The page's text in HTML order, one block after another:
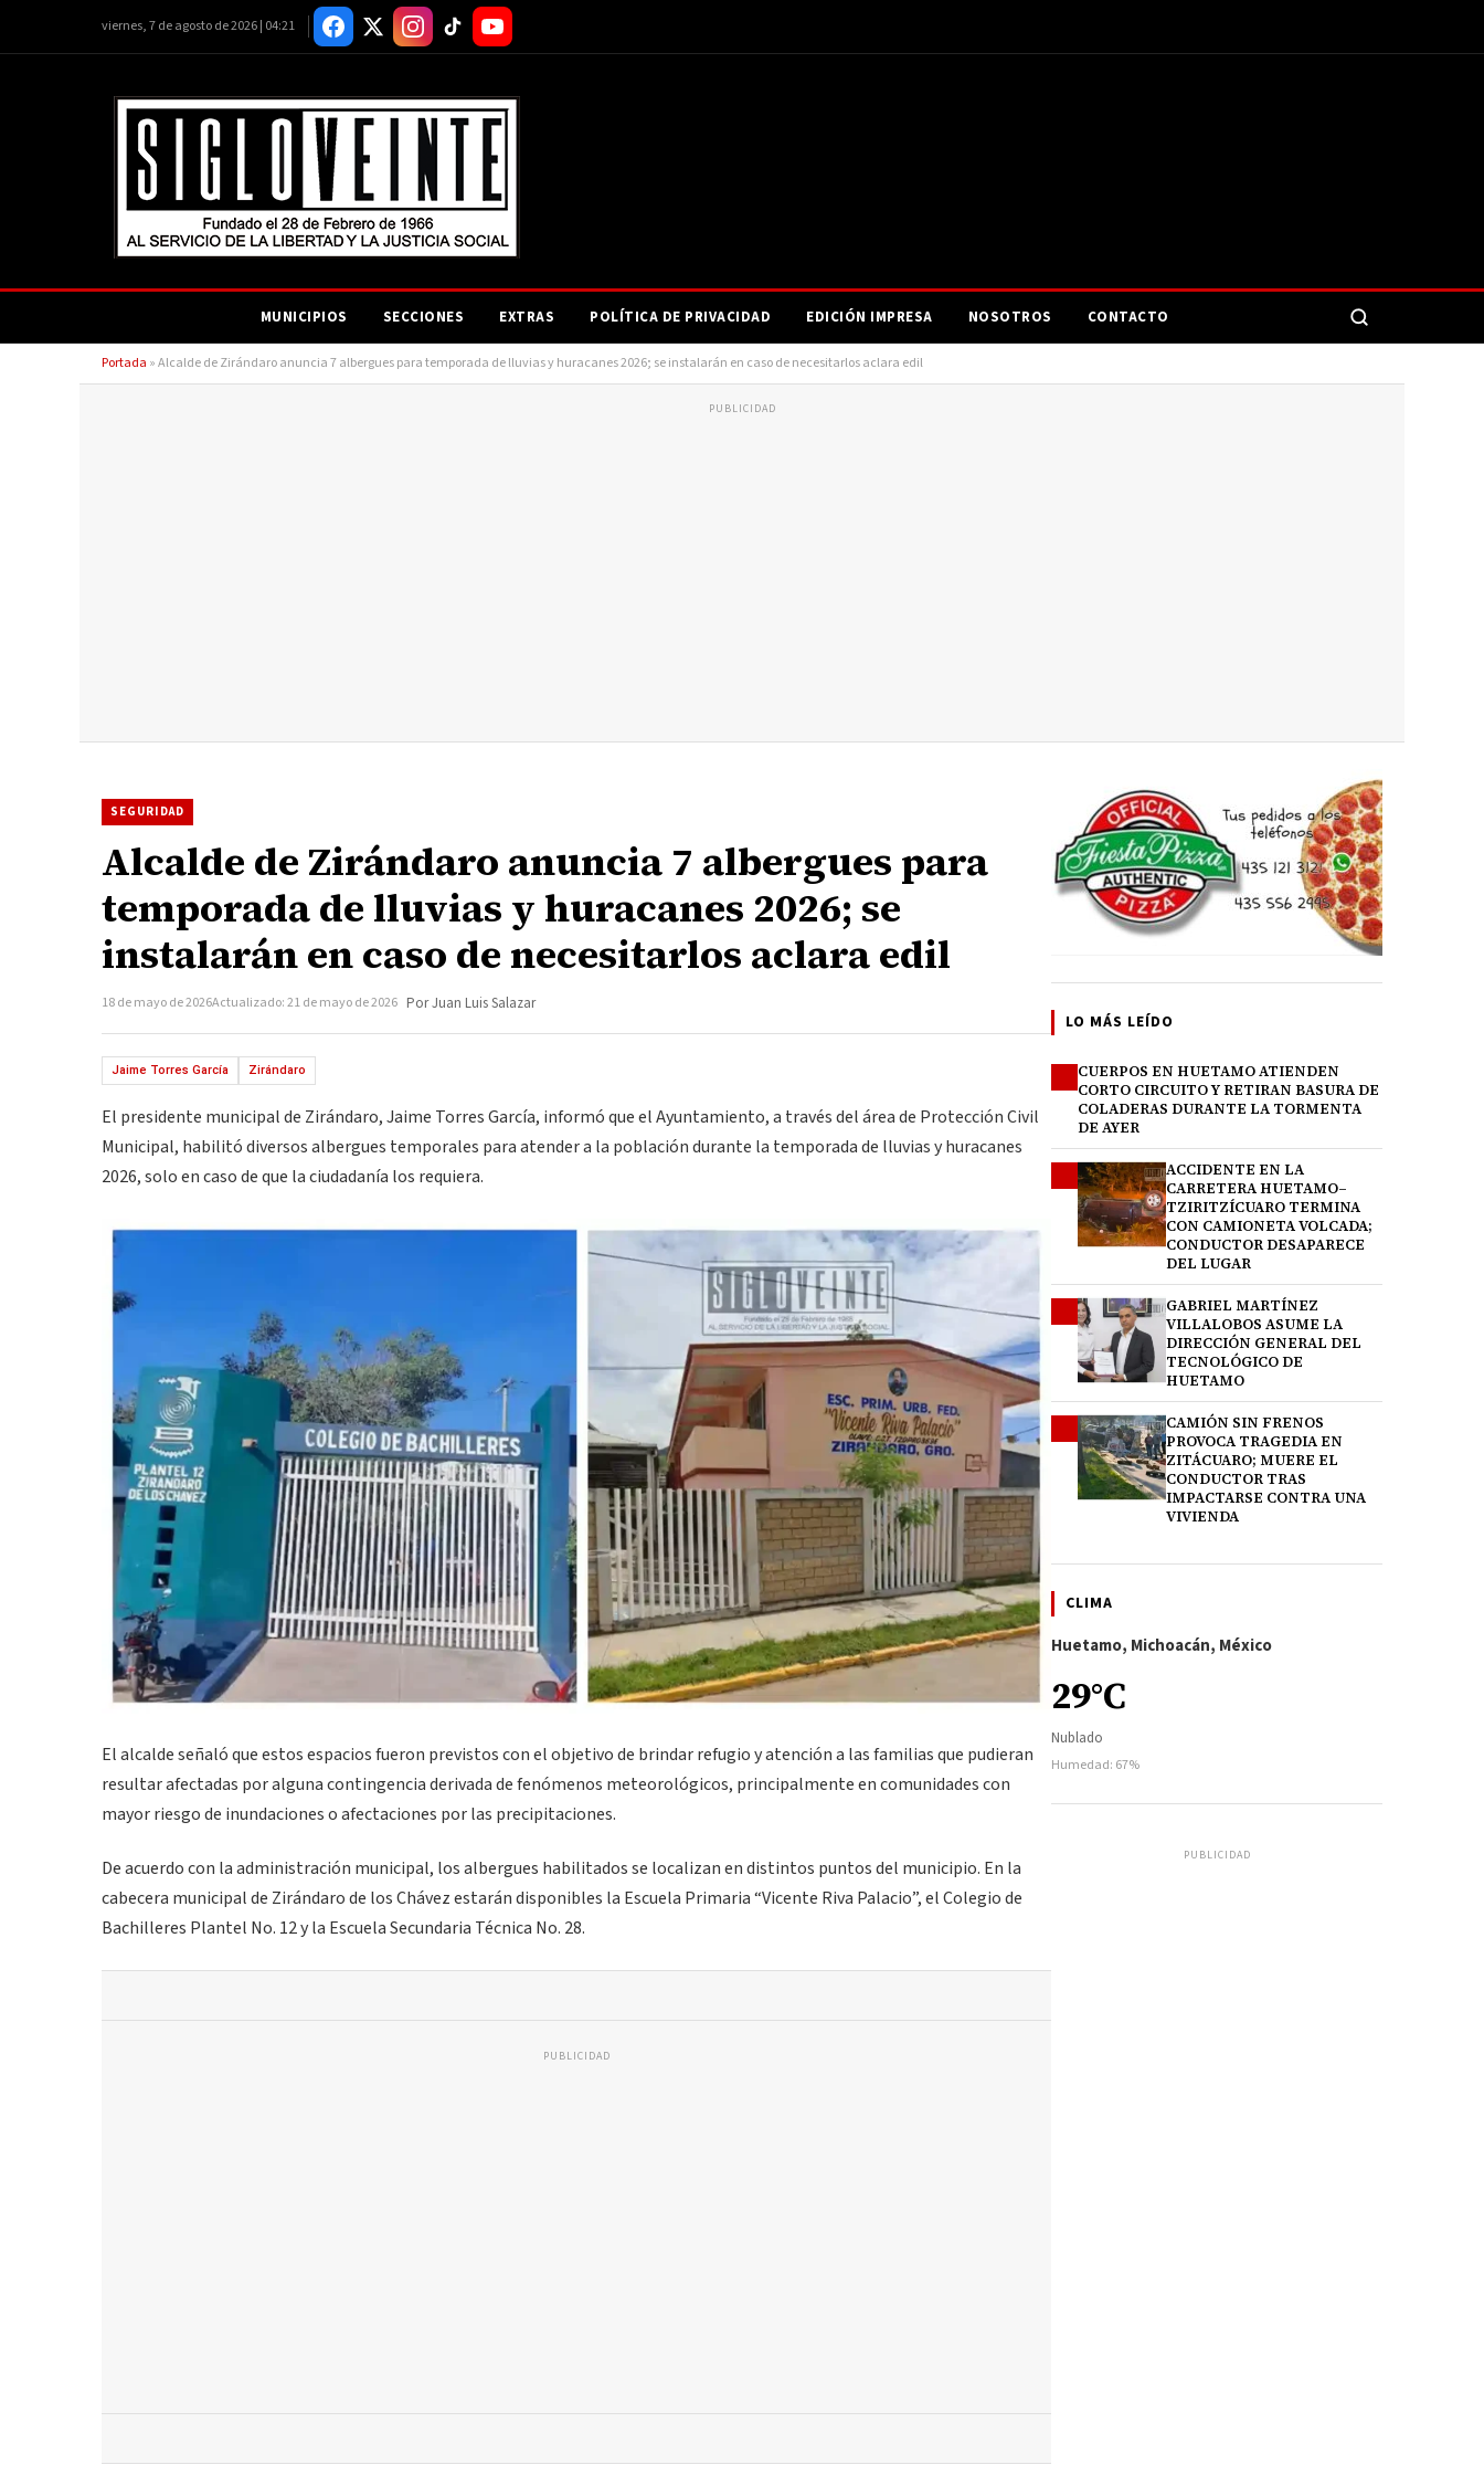
viernes, 7 de agosto de 2026 | 04:21
MUNICIPIOS SECCIONES EXTRAS POLÍTICA DE PRIVACIDAD EDICIÓN IMPRESA NOSOTROS CONTACTO
Portada »Alcalde de Zirándaro anuncia 7 albergues para temporada de lluvias y huracanes 2026; se instalarán en caso de necesitarlos aclara edil
PUBLICIDAD
SEGURIDAD
Alcalde de Zirándaro anuncia 7 albergues para
temporada de lluvias y huracanes 2026; se
instalarán en caso de necesitarlos aclara edil
18 de mayo de 2026Actualizado: 21 de mayo de 2026 Por Juan Luis Salazar
Jaime Torres García Zirándaro
El presidente municipal de Zirándaro, Jaime Torres García, informó que el Ayuntamiento, a través del área de Protección Civil
Municipal, habilitó diversos albergues temporales para atender a la población durante la temporada de lluvias y huracanes
2026, solo en caso de que la ciudadanía los requiera.
El alcalde señaló que estos espacios fueron previstos con el objetivo de brindar refugio y atención a las familias que pudieran
resultar afectadas por alguna contingencia derivada de fenómenos meteorológicos, principalmente en comunidades con
mayor riesgo de inundaciones o afectaciones por las precipitaciones.
De acuerdo con la administración municipal, los albergues habilitados se localizan en distintos puntos del municipio. En la
cabecera municipal de Zirándaro de los Chávez estarán disponibles la Escuela Primaria “Vicente Riva Palacio”, el Colegio de
Bachilleres Plantel No. 12 y la Escuela Secundaria Técnica No. 28.
PUBLICIDAD
LO MÁS LEÍDO
CUERPOS EN HUETAMO ATIENDEN
CORTO CIRCUITO Y RETIRAN BASURA DE
COLADERAS DURANTE LA TORMENTA
DE AYER
ACCIDENTE EN LA
CARRETERA HUETAMO–
TZIRITZÍCUARO TERMINA
CON CAMIONETA VOLCADA;
CONDUCTOR DESAPARECE
DEL LUGAR
GABRIEL MARTÍNEZ
VILLALOBOS ASUME LA
DIRECCIÓN GENERAL DEL
TECNOLÓGICO DE
HUETAMO
CAMIÓN SIN FRENOS
PROVOCA TRAGEDIA EN
ZITÁCUARO; MUERE EL
CONDUCTOR TRAS
IMPACTARSE CONTRA UNA
VIVIENDA
CLIMA
Huetamo, Michoacán, México
29°C
Nublado
Humedad: 67%
PUBLICIDAD